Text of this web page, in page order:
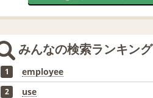
みんなの検索ランキング
1 employee
2 use